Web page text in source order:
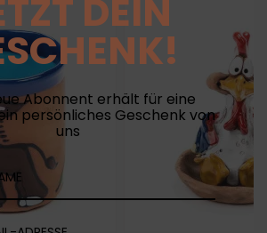
DEIN
Abonnent erhält für eine
persönliches Geschenk von
uns